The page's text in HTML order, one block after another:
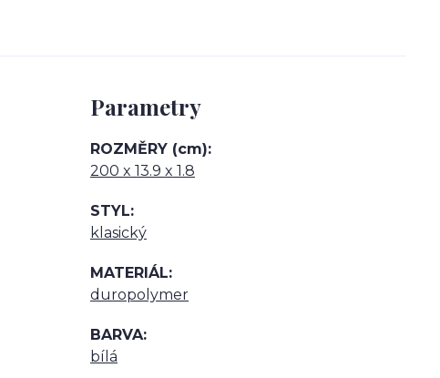
Parametry
ROZMĚRY (cm)
200 x 13.9 x 1.8
STYL
klasický
MATERIÁL
duropolymer
BARVA
bílá